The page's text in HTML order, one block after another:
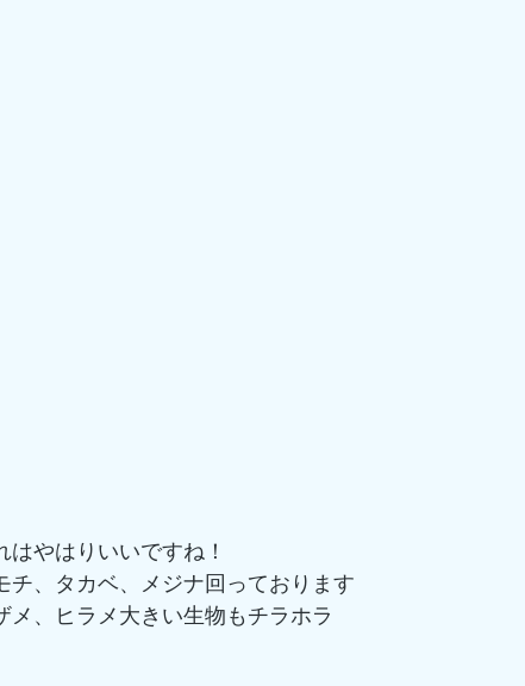
はやはりいいですね！
チ、タカベ、メジナ回っております
メ、ヒラメ大きい生物もチラホラ